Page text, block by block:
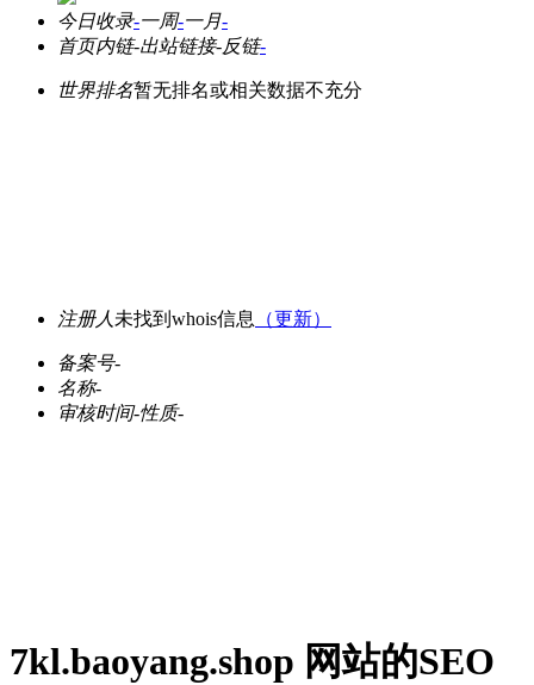
今日收录-一周-一月-
首页内链-出站链接-反链-
世界排名暂无排名或相关数据不充分
注册人 未找到whois信息 （更新）
备案号-
名称-
审核时间-性质-
7kl.baoyang.shop 网站的SEO